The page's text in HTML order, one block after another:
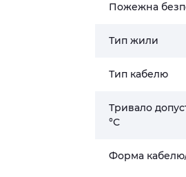
Пожежна
Тип жили
Тип кабелю
Тривало
°С
Форма